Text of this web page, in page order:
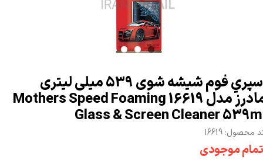
اسپري فوم شيشه شوی 539 میلی لیتری
مادرز مدل 16619 Mothers Speed Foaming
Glass & Screen Cleaner
محصول: 16619
موجودی